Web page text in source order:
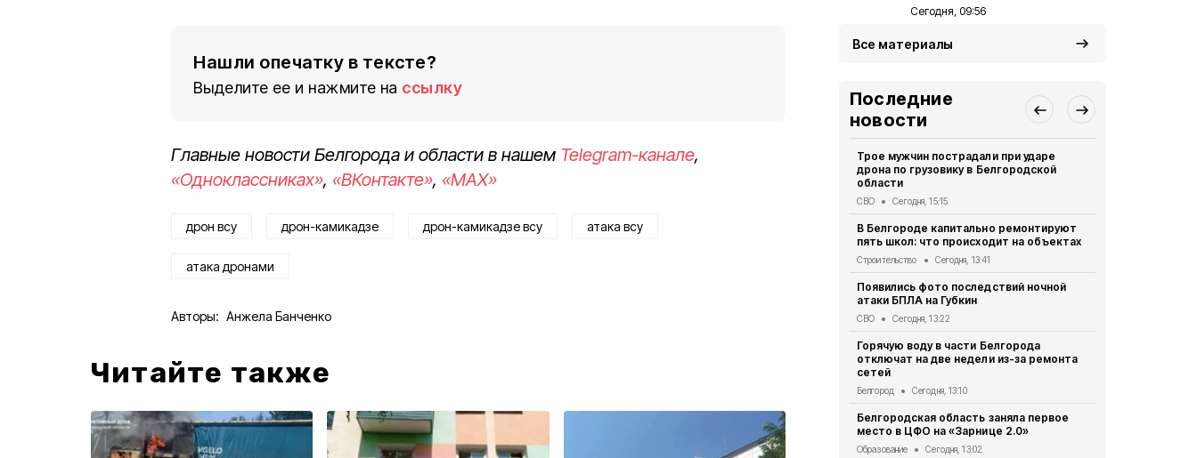
Нашли опечатку в тексте?
Выделите ее и нажмите на ссылку
Главные новости Белгорода и области в нашем Telegram-канале,
«Одноклассниках», «ВКонтакте», «MAX»
дрон всу дрон-камикадзе дрон-камикадзе всу атака всу
атака дронами
Авторы: Анжела Банченко
Читайте также
Сегодня, 09:56
Все материалы
Последние
новости
Трое мужчин пострадали при ударе
дрона по грузовику в Белгородской
области
СВО Сегодня, 15:15
В Белгороде капитально ремонтируют
пять школ: что происходит на объектах
Строительство Сегодня, 13:41
Появились фото последствий ночной
атаки БПЛА на Губкин
СВО Сегодня, 13:22
Горячую воду в части Белгорода
отключат на две недели из-за ремонта
сетей
Белгород Сегодня, 13:10
Белгородская область заняла первое
место в ЦФО на «Зарнице 2.0»
Образование Сегодня, 13:02